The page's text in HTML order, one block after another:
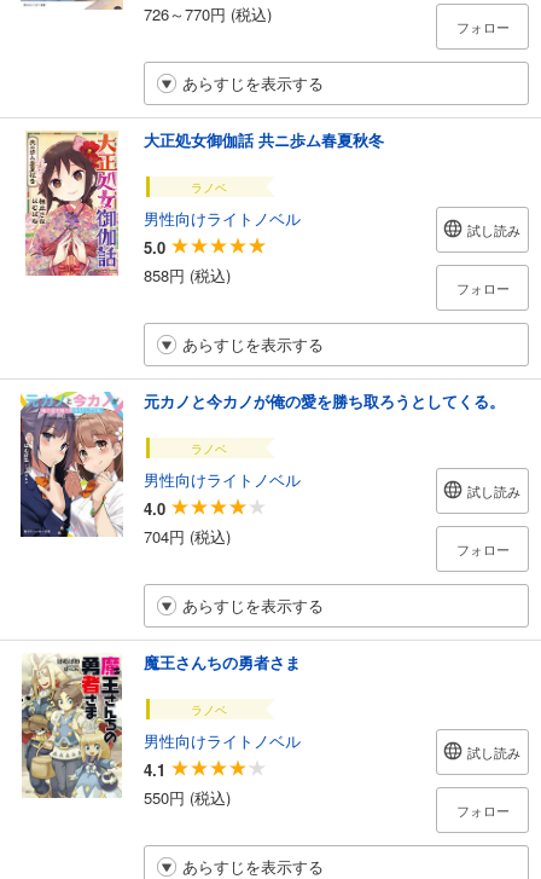
726～770円 (税込)
フォロー
あらすじを表示する
大正処女御伽話 共ニ歩ム春夏秋冬
ラノベ
男性向けライトノベル
5.0
858円 (税込)
試し読み
フォロー
あらすじを表示する
元カノと今カノが俺の愛を勝ち取ろうとしてくる。
ラノベ
男性向けライトノベル
4.0
704円 (税込)
試し読み
フォロー
あらすじを表示する
魔王さんちの勇者さま
ラノベ
男性向けライトノベル
4.1
550円 (税込)
試し読み
フォロー
あらすじを表示する